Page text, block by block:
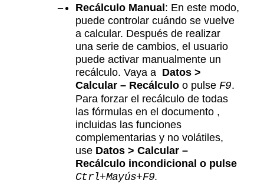
Recálculo Manual: En este modo,
puede controlar cuándo se vuelve
a calcular. Después de realizar
una serie de cambios, el usuario
puede activar manualmente un
recálculo. Vaya a Datos >
Calcular – Recálculo o pulse F9.
Para forzar el recálculo de todas
las fórmulas en el documento ,
incluidas las funciones
complementarias y no volátiles,
use Datos > Calcular –
Recálculo incondicional o pulse
Ctrl+Mayús+F9.